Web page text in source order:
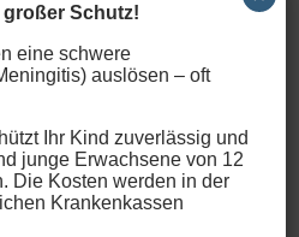
Dienste an den
der Nutzer zu übermitteln.
Nutzungsdaten (z.B.
an Inhalten,
und
Adressen, Zeitangaben,
großer Schutz!
eine schwere
auslösen – oft
Ihr Kind zuverlässig und
junge Erwachsene von 12
Die Kosten werden in der
Krankenkassen